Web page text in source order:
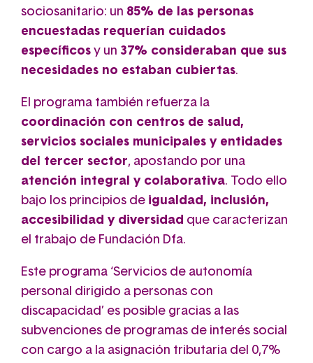
sociosanitario: un 85% de las personas
encuestadas requerían cuidados
específicos y un 37% consideraban que sus
necesidades no estaban cubiertas.
El programa también refuerza la
coordinación con centros de salud,
servicios sociales municipales y entidades
del tercer sector, apostando por una
atención integral y colaborativa. Todo ello
bajo los principios de igualdad, inclusión,
accesibilidad y diversidad que caracterizan
el trabajo de Fundación Dfa.
Este programa ‘Servicios de autonomía
personal dirigido a personas con
discapacidad’ es posible gracias a las
subvenciones de programas de interés social
con cargo a la asignación tributaria del 0,7%